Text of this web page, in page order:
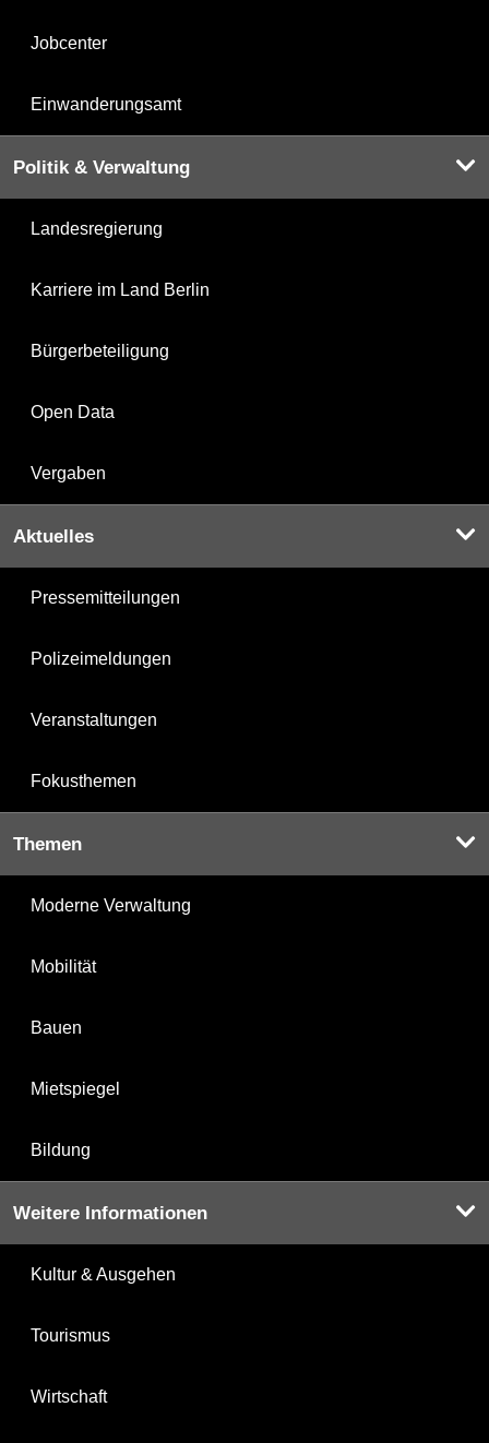
Jobcenter
Einwanderungsamt
Politik & Verwaltung
Landesregierung
Karriere im Land Berlin
Bürgerbeteiligung
Open Data
Vergaben
Aktuelles
Pressemitteilungen
Polizeimeldungen
Veranstaltungen
Fokusthemen
Themen
Moderne Verwaltung
Mobilität
Bauen
Mietspiegel
Bildung
Weitere Informationen
Kultur & Ausgehen
Tourismus
Wirtschaft